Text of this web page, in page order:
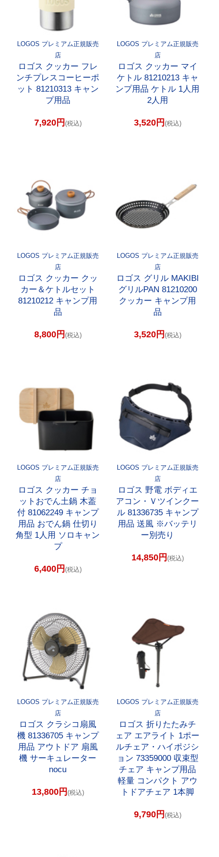
LOGOS プレミアム正規販売
店
ロゴス クッカー フレ
ンチプレスコーヒーポ
ット 81210313 キャン
プ用品
7,920円 (税込)
LOGOS プレミアム正規販売
店
ロゴス クッカー マイ
ケトル 81210213 キャ
ンプ用品 ケトル 1人用
2人用
3,520円 (税込)
LOGOS プレミアム正規販売
店
ロゴス クッカー クッ
カー＆ケトルセット
81210212 キャンプ用
品
8,800円 (税込)
LOGOS プレミアム正規販売
店
ロゴス グリル MAKIBI
グリルPAN 81210200
クッカー キャンプ用
品
3,520円 (税込)
LOGOS プレミアム正規販売
店
ロゴス クッカー チョ
ットおでん土鍋 木葢
付 81062249 キャンプ
用品 おでん鍋 仕切り
角型 1人用 ソロキャン
プ
6,400円 (税込)
LOGOS プレミアム正規販売
店
ロゴス 野電 ボディエ
アコン・Ｖツインクー
ル 81336735 キャンプ
用品 送風 ※バッテリ
ー別売り
14,850円 (税込)
LOGOS プレミアム正規販売
店
ロゴス クラシコ扇風
機 81336705 キャンプ
用品 アウトドア 扇風
機 サーキュレーター
nocu
13,800円 (税込)
LOGOS プレミアム正規販売
店
ロゴス 折りたたみチ
ェア エアライト 1ポー
ルチェア・ハイポジシ
ョン 73359000 収束型
チェア キャンプ用品
軽量 コンパクト アウ
トドアチェア 1本脚
9,790円 (税込)